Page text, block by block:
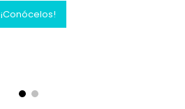
¡Conócelos!